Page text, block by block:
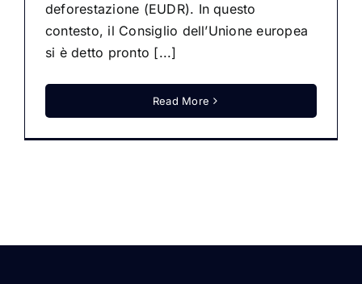
deforestazione (EUDR). In questo
contesto, il Consiglio dell’Unione europea
si è detto pronto [...]
Read More